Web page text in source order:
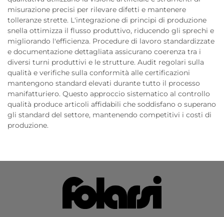
misurazione precisi per rilevare difetti e mantenere
tolleranze strette. L'integrazione di principi di produzione
snella ottimizza il flusso produttivo, riducendo gli sprechi e
migliorando l'efficienza. Procedure di lavoro standardizzate
e documentazione dettagliata assicurano coerenza tra i
diversi turni produttivi e le strutture. Audit regolari sulla
qualità e verifiche sulla conformità alle certificazioni
mantengono standard elevati durante tutto il processo
manifatturiero. Questo approccio sistematico al controllo
qualità produce articoli affidabili che soddisfano o superano
gli standard del settore, mantenendo competitivi i costi di
produzione.